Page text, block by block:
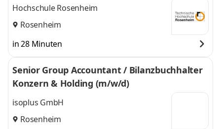
Hochschule Rosenheim
Rosenheim
in 28 Minuten
Senior Group Accountant / Bilanzbuchhalter
Konzern & Holding (m/w/d)
isoplus GmbH
Rosenheim